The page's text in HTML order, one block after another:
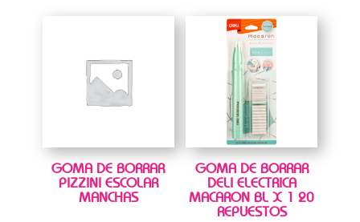
GOMA DE BORRAR
PIZZINI ESCOLAR
MANCHAS
GOMA DE BORRAR
DELI ELECTRICA
MACARON BL X 1 20
REPUESTOS